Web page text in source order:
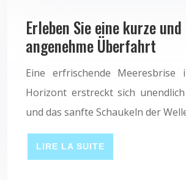
Erleben Sie eine kurze und
angenehme Überfahrt
Eine erfrischende Meeresbrise
Horizont erstreckt sich
und das sanfte Schaukeln der
LIRE LA SUITE